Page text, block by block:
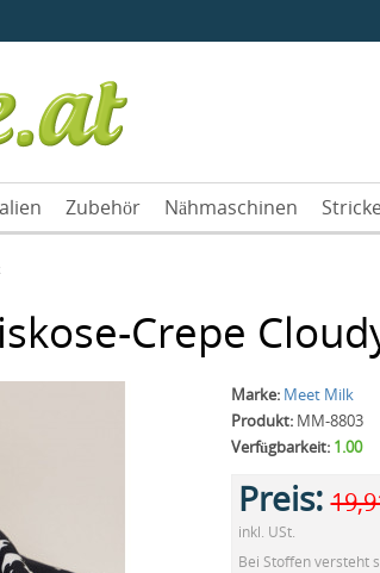
Zubehör Nähmaschinen
Crepe
Marke: Meet Milk
Produkt:MM-8803
Verfügbarkeit:1.00
Preis:
inkl. USt.
Bei Stoffen versteht